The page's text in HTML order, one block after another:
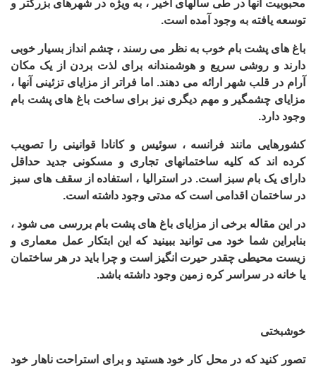
محبوبیت آنها در طی سالهای اخیر ، به ویژه در شهرهای بزرگتر و
توسعه یافته به وجود آمده است.
باغ های پشت بام خوب به نظر می رسند ، چشم انداز بسیار خوبی
دارند و روشی سریع و هوشمندانه برای لذت بردن از یک مکان
آرام در قلب شهر ارائه می دهند. اما فراتر از مزایای تزئینی آنها ،
مزایای چشمگیر و مهم دیگری نیز برای ساخت باغ های پشت بام
وجود دارد.
کشورهایی مانند فرانسه ، سوئیس و کانادا قوانینی را تصویب
کرده اند که کلیه ساختمانهای تجاری و مسکونی جدید حداقل
دارای یک بام سبز است. در استرالیا ، استفاده از سقف های سبز
در ساختمان اقدامی است که مدتی وجود داشته است.
در این مقاله برخی از مزایای باغ های پشت بام بررسی می شود ،
بنابراین شما خود می توانید ببینید که این ابتکار عمل معماری و
زیست محیطی چقدر حیرت انگیز است و چرا باید در هر ساختمان
یا خانه در سراسر کره زمین وجود داشته باشد.
خوشبختی
تصور کنید که در محل کار خود هستید و برای استراحت ناهار خود